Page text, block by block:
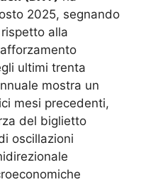
2025, segnando
rispetto alla
ultimi trenta
mostra un
mesi precedenti,
del biglietto
oscillazioni